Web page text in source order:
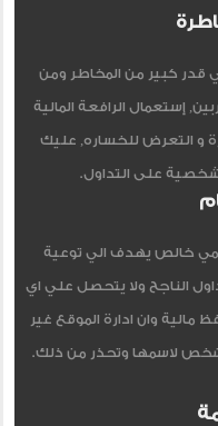
قدر كبير من المخاطر ومن
إستعمال الرافعة المالية
و التعرض للخساره, عليك
على التداول.
خالص يهدف الي توعية
الناجح ولا يتحصل علي اي
مالية وان ادارة الموقع غير
لاسمها وتحذر من ذلك.